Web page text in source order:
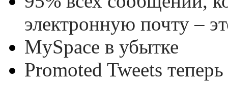
электронную почту –
MySpace в убытке
Promoted Tweets